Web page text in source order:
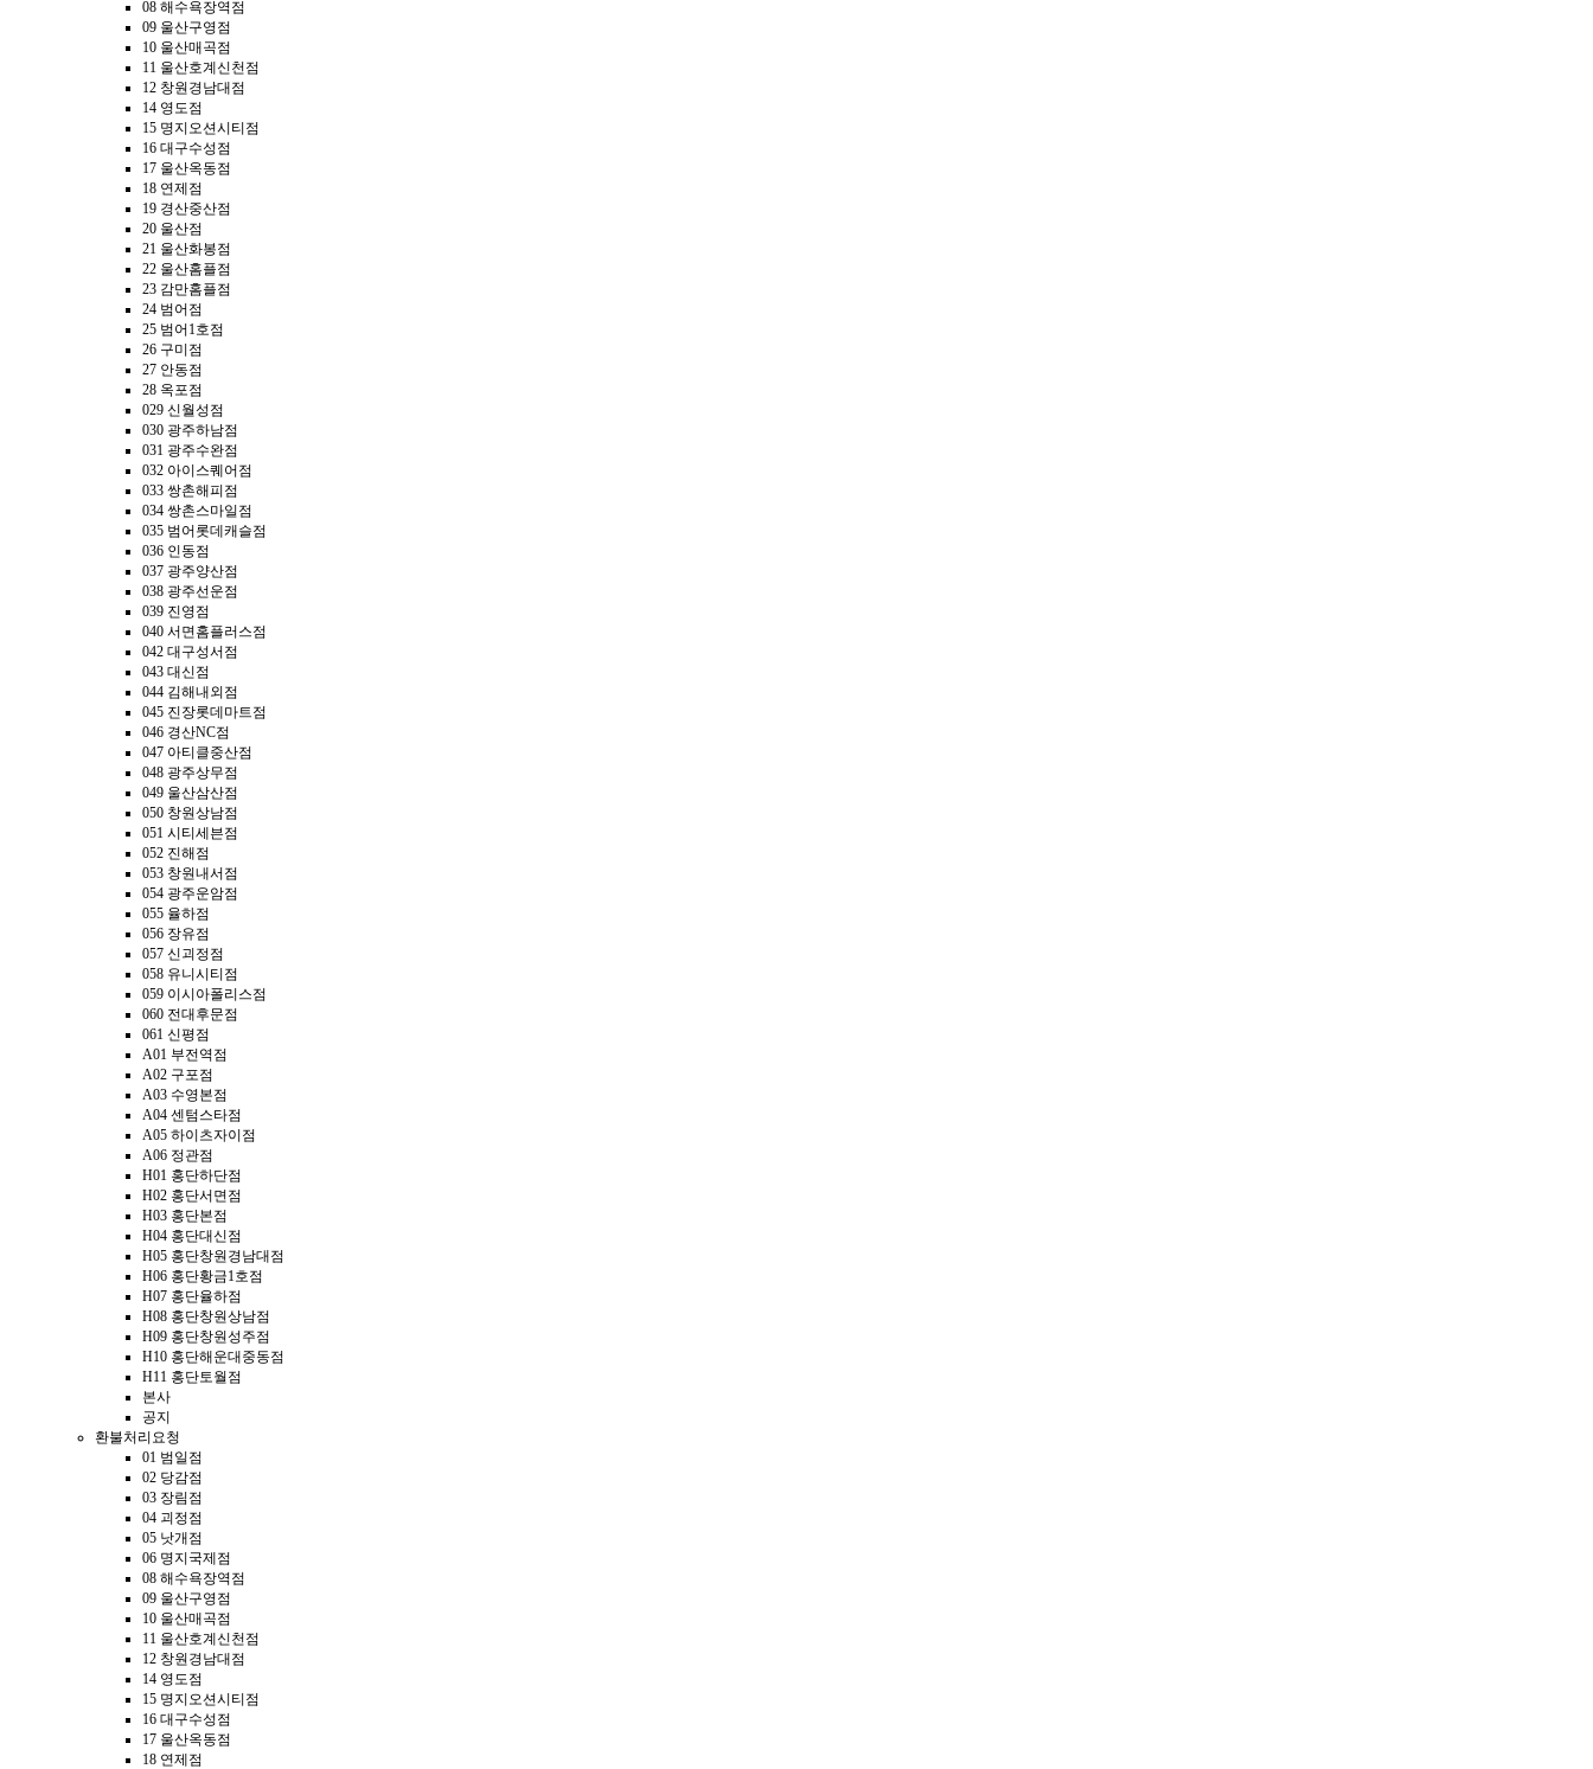
08 해수욕장역점
09 울산구영점
10 울산매곡점
11 울산호계신천점
12 창원경남대점
14 영도점
15 명지오션시티점
16 대구수성점
17 울산옥동점
18 연제점
19 경산중산점
20 울산점
21 울산화봉점
22 울산홈플점
23 감만홈플점
24 범어점
25 범어1호점
26 구미점
27 안동점
28 옥포점
029 신월성점
030 광주하남점
031 광주수완점
032 아이스퀘어점
033 쌍촌해피점
034 쌍촌스마일점
035 범어롯데캐슬점
036 인동점
037 광주양산점
038 광주선운점
039 진영점
040 서면홈플러스점
042 대구성서점
043 대신점
044 김해내외점
045 진장롯데마트점
046 경산NC점
047 아티클중산점
048 광주상무점
049 울산삼산점
050 창원상남점
051 시티세븐점
052 진해점
053 창원내서점
054 광주운암점
055 율하점
056 장유점
057 신괴정점
058 유니시티점
059 이시아폴리스점
060 전대후문점
061 신평점
A01 부전역점
A02 구포점
A03 수영본점
A04 센텀스타점
A05 하이츠자이점
A06 정관점
H01 홍단하단점
H02 홍단서면점
H03 홍단본점
H04 홍단대신점
H05 홍단창원경남대점
H06 홍단황금1호점
H07 홍단율하점
H08 홍단창원상남점
H09 홍단창원성주점
H10 홍단해운대중동점
H11 홍단토월점
본사
공지
환불처리요청
01 범일점
02 당감점
03 장림점
04 괴정점
05 낫개점
06 명지국제점
08 해수욕장역점
09 울산구영점
10 울산매곡점
11 울산호계신천점
12 창원경남대점
14 영도점
15 명지오션시티점
16 대구수성점
17 울산옥동점
18 연제점